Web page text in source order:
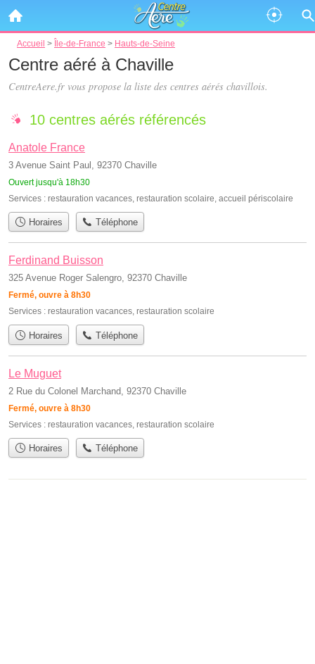
Accueil > Île-de-France > Hauts-de-Seine
Centre aéré à Chaville
CentreAere.fr vous propose la liste des centres aérés chavillois.
10 centres aérés référencés
Anatole France
3 Avenue Saint Paul, 92370 Chaville
Ouvert jusqu'à 18h30
Services : restauration vacances, restauration scolaire, accueil périscolaire
Horaires Téléphone
Ferdinand Buisson
325 Avenue Roger Salengro, 92370 Chaville
Fermé, ouvre à 8h30
Services : restauration vacances, restauration scolaire
Horaires Téléphone
Le Muguet
2 Rue du Colonel Marchand, 92370 Chaville
Fermé, ouvre à 8h30
Services : restauration vacances restauration scolaire
Horaires Téléphone